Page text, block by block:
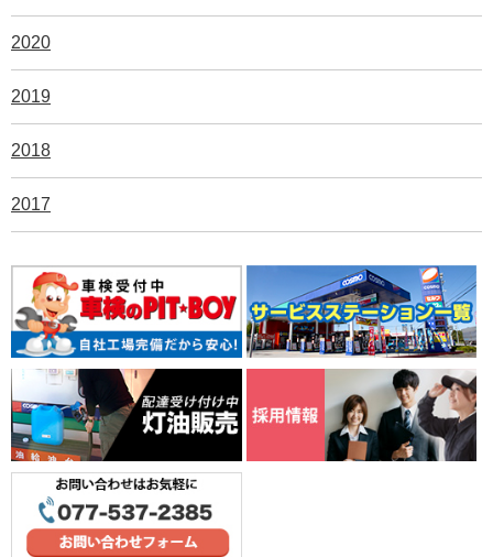
2020
2019
2018
2017